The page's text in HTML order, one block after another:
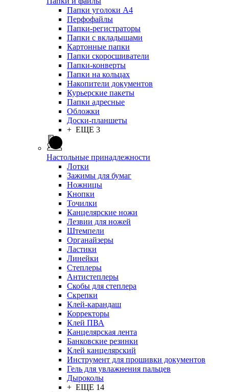
Папки уголоки А4
Перфофайлы
Папки-регистраторы
Папки с вкладышами
Картонные папки
Папки скоросшиватели
Папки-конверты
Папки на кольцах
Накопители документов
Курьерские пакеты
Папки адресные
Обложки
Доски-планшеты
+ ЕЩЕ 3
Настольные принадлежности
Лотки
Зажимы для бумаг
Ножницы
Кнопки
Точилки
Канцелярские ножи
Лезвии для ножей
Штемпели
Органайзеры
Ластики
Линейки
Степлеры
Антистеплеры
Скобы для степлера
Скрепки
Клей-карандаш
Корректоры
Клей ПВА
Канцелярская лента
Банковские резинки
Клей канцелярский
Инструмент для прошивки документов
Гель для увлажнения пальцев
Дыроколы
+ ЕЩЕ 14